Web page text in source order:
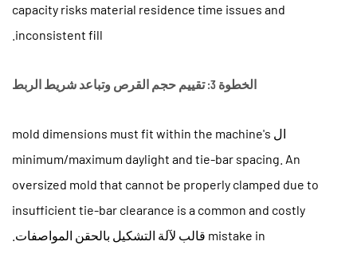
capacity risks material residence time issues and
inconsistent fill.
الخطوة 3: تقييم حجم القرص وتباعد شريط الربط
ال mold dimensions must fit within the machine's
minimum/maximum daylight and tie-bar spacing. An
oversized mold that cannot be properly clamped due to
insufficient tie-bar clearance is a common and costly
mistake in قالب لآلة التشكيل بالحقن المواصفات.